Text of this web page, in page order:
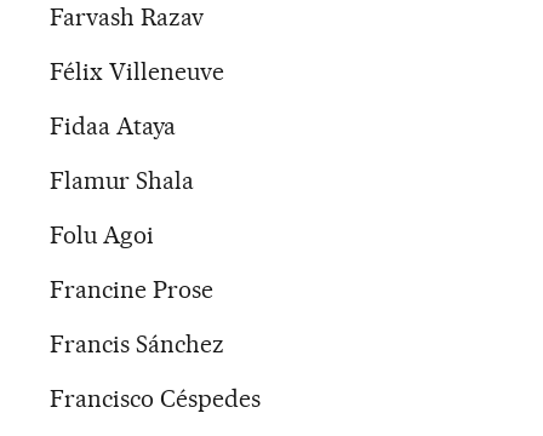
Farvash Razav
Félix Villeneuve
Fidaa Ataya
Flamur Shala
Folu Agoi
Francine Prose
Francis Sánchez
Francisco Céspedes